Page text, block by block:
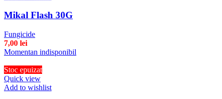
Mikal Flash 30G
Fungicide
7,00 lei
Momentan indisponibil
Stoc epuizat
Quick view
Add to wishlist